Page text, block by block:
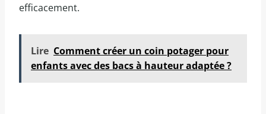
efficacement.
Lire Comment créer un coin potager pour
enfants avec des bacs à hauteur adaptée ?